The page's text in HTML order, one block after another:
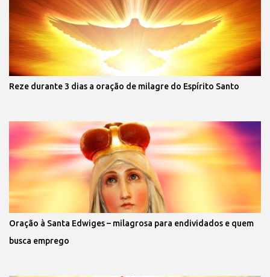
Reze durante 3 dias a oração de milagre do Espírito Santo
Oração à Santa Edwiges – milagrosa para endividados e quem
busca emprego